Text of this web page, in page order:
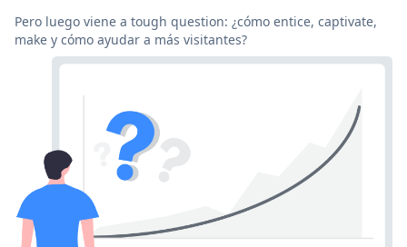
Pero luego viene a tough question: ¿cómo entice, captivate,
make y cómo ayudar a más visitantes?